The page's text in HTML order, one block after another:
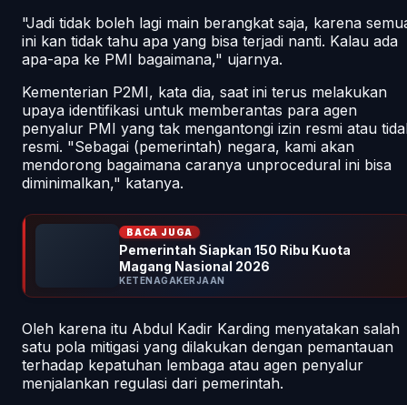
"Jadi tidak boleh lagi main berangkat saja, karena
ini kan tidak tahu apa yang bisa terjadi nanti. Kalau ada
apa-apa ke PMI bagaimana," ujarnya.
Kementerian P2MI, kata dia, saat ini terus melakukan
upaya identifikasi untuk memberantas para agen
penyalur PMI yang tak mengantongi izin resmi atau
resmi. "Sebagai (pemerintah) negara, kami akan
mendorong bagaimana caranya unprocedural ini bisa
diminimalkan," katanya.
BACA JUGA
Pemerintah Siapkan 150 Ribu Kuota
Magang Nasional 2026
KETENAGAKERJAAN
Oleh karena itu Abdul Kadir Karding menyatakan salah
satu pola mitigasi yang dilakukan dengan pemantauan
terhadap kepatuhan lembaga atau agen penyalur
menjalankan regulasi dari pemerintah.